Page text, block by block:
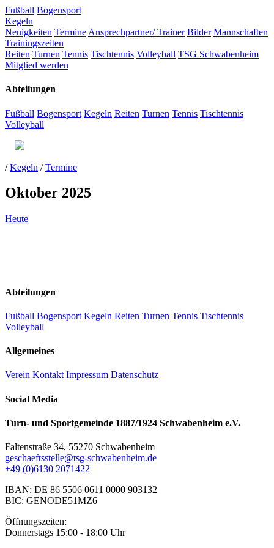
Fußball Bogensport
Kegeln
Neuigkeiten Termine Ansprechpartner/ Trainer Bilder Mannschaften
Trainingszeiten
Reiten Turnen Tennis Tischtennis Volleyball TSG Schwabenheim
Mitglied werden
Abteilungen
Fußball Bogensport Kegeln Reiten Turnen Tennis Tischtennis
Volleyball
/ Kegeln / Termine
Oktober 2025
Heute
Abteilungen
Fußball Bogensport Kegeln Reiten Turnen Tennis Tischtennis
Volleyball
Allgemeines
Verein Kontakt Impressum Datenschutz
Social Media
Turn- und Sportgemeinde 1887/1924 Schwabenheim e.V.
Faltenstraße 34, 55270 Schwabenheim
geschaeftsstelle@tsg-schwabenheim.de
+49 (0)6130 2071422
IBAN: DE 86 5506 0611 0000 903132
BIC: GENODE51MZ6
Öffnungszeiten:
Donnerstags 15:00 - 18:00 Uhr